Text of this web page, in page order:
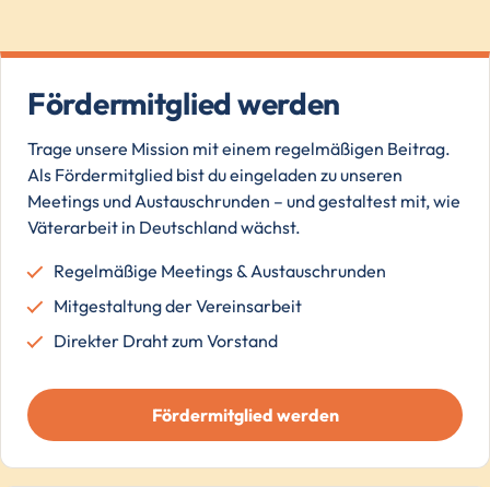
Fördermitglied werden
Trage unsere Mission mit einem regelmäßigen Beitrag.
Als Fördermitglied bist du eingeladen zu unseren
Meetings und Austauschrunden – und gestaltest mit, wie
Väterarbeit in Deutschland wächst.
Regelmäßige Meetings & Austauschrunden
Mitgestaltung der Vereinsarbeit
Direkter Draht zum Vorstand
Fördermitglied werden